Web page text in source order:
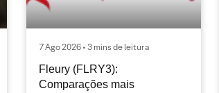
7 Ago 2026 • 3 mins de leitura
Fleury (FLRY3):
Comparações mais